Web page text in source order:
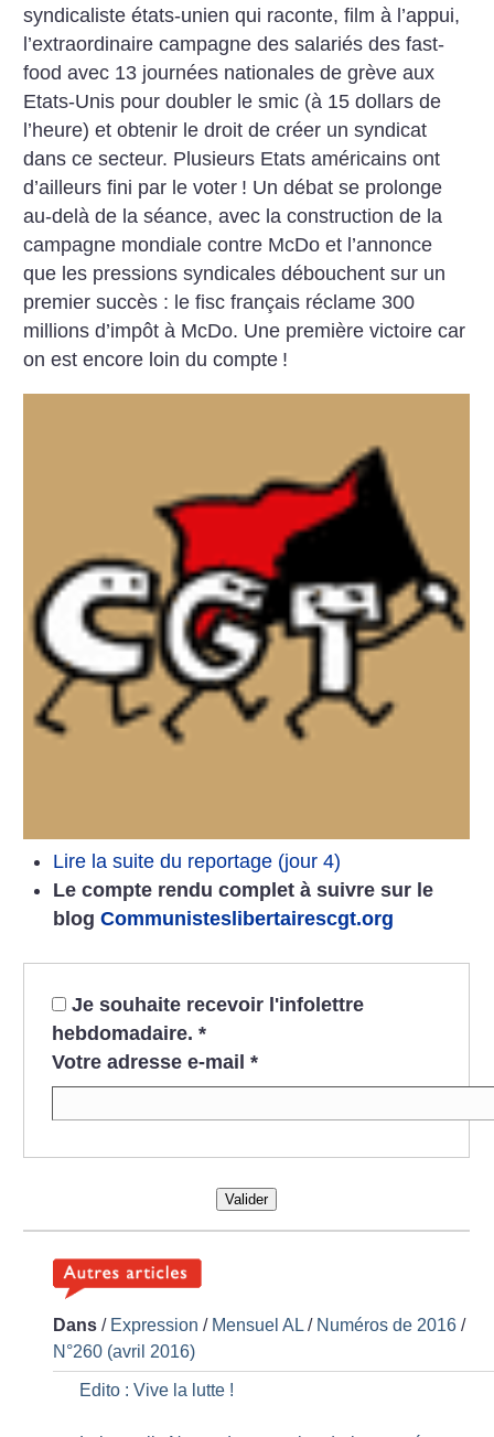
syndicaliste états-unien qui raconte, film à l’appui,
l’extraordinaire campagne des salariés des fast-
food avec 13 journées nationales de grève aux
Etats-Unis pour doubler le smic (à 15 dollars de
l’heure) et obtenir le droit de créer un syndicat
dans ce secteur. Plusieurs Etats américains ont
d’ailleurs fini par le voter ! Un débat se prolonge
au-delà de la séance, avec la construction de la
campagne mondiale contre McDo et l’annonce
que les pressions syndicales débouchent sur un
premier succès : le fisc français réclame 300
millions d’impôt à McDo. Une première victoire car
on est encore loin du compte !
Lire la suite du reportage (jour 4)
Le compte rendu complet à suivre sur le
blog Communisteslibertairescgt.org
Je souhaite recevoir l'infolettre
hebdomadaire. *
Votre adresse e-mail *
Valider
Dans / Expression / Mensuel AL / Numéros de 2016 /
N°260 (avril 2016)
Edito : Vive la lutte !